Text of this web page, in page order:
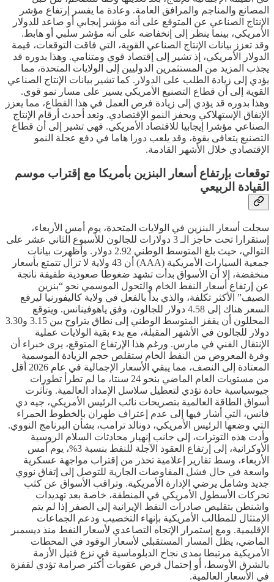
المصانع والمناجم والمرافق العامة. وعادة ما يفسر إرتفاع مؤشر
الإنتاج الصناعي عن المتوقع على أنه مؤشر إيجابي أو صاعد للدولار
الأمريكي، بينما ينظر إلى إنخفاضه على أنه مؤشر سلبي أو هابط.
وقد تعزز بيانات الإنتاج الصناعي القوية، التي فاقت التوقعات، قيمة
الدولار الأمريكي، إذ تشير إلى إقتصاد قوي ومتنامي. وهذا بدوره قد
يجذب المزيد من المستثمرين الدوليين إلى الولايات المتحدة، مما
يؤدي إلى زيادة الطلب على الدولار. كما تشير بيانات الإنتاج الصناعي
القوية إلى أن قطاع التصنيع الأمريكي يسير على مسار نمو قوي.
وهذا بدوره قد يؤدي إلى زيادة فرص العمل في هذا القطاع، مما يعزز
الإنفاق الإستهلاكي ويحفز النمو الإقتصادي. وتعد أحدث أرقام الإنتاج
الصناعي مؤشرا إيجابيا للاقتصاد الأمريكي. فهي تشير إلى أن قطاع
التصنيع يتعافى بقوة، وقد يلعب دورا هاما في دفع عجلة النمو
الإقتصادي خلال الأشهر القادمة.
توقعات بإرتفاع أسعار البنزين بأمريكا مع إقتراب موسم
القيادة الربيعي
سجلت أسعار البنزين في الولايات المتحدة، يوم أمس الأربعاء،
إستقرارا تحت حاجز الـ 3 دولارات للجالون للأسبوع الثاني عشر على
التوالي، حيث بلغ المتوسط الوطني 2.92 دولار. وأظهرت بيانات
جمعية السيارات الأمريكية (AAA) أن 43 ولاية لا تزال تتمتع بأسعار
منخفضة، إلا أن الأسواق بدأت تشهد ضغوطا صعودية طفيفة ناتجة
عن إرتفاع أسعار النفط الخام والتحول الموسمي نحو “بنزين
الصيف” الأكثر تكلفة، والذي بدأ بالفعل في ولاية كاليفورنيا ليرفع
السعر هناك إلى 4.58 دولار للجالون، وفق ياهوفينانس. ويتوقع
المحللون أن يقفز المتوسط الوطني إلى نطاق يتراوح بين 3.15 و3.30
دولار للجالون في الأشهر المقبلة، مع بدء بقية الولايات عملية
الإنتقال الفني في مارس. ورغم هذا الإرتفاع المتوقع، يرى خبراء أن
وفرة المعروض من النفط الخام ستقلص حجم الزيادة الموسمية
المعتادة إلى النصف، مما يبقي الأسعار الإجمالية في عام 2026 أقل
من مستويات العام الماضي بنحو 24 سنتا، ما لم تطرأ تطورات
جيوسياسية حادة تؤدي لتعطيل سلاسل الإمداد العالمية. وتأثرت
أسواق الطاقة العالمية بتصريحات نائب الرئيس الأمريكي، جيه دي
فانس، التي أشار فيها إلى عدم إعتراف طهران بالخطوط الحمراء
التي وضعها الرئيس الأمريكي، دونالد ترامب، بشأن البرنامج النووي.
وأدت هذه التوترات، إلى جانب إنهيار محادثات السلام الروسية
الأوكرانية، إلى إرتفاع العقود الآجلة للنفط بنسبة 3%، يوم أمس
الأربعاء، وسط تقارير إعلامية تحذر من إقتراب مواجهة عسكرية
واسعة في حال فشل المفاوضات الجارية للتوصل إلى إتفاق نووي
جديد وشامل يرضي الإدارة الأمريكية. وتراقب الأسواق عن كثب
تحركات الأسطول الأمريكي في المنطقة، خاصة بعد تهديدات
واشنطن بتقليص صادرات النفط الإيرانية إلى الصفر إذا لم يتم
الإمتثال للمطالب الأمريكية بإنهاء التخصيب ودعم الجماعات
الإقليمية. ومع إستمرار الإتجاه التصاعدي لأسعار النفط منذ ديسمبر
الماضي، يظل المسار المستقبلي لأسعار الوقود في المحطات
الأمريكية مرتبطا بمدى نجاح الدبلوماسية في نزع فتيل الأزمة
بالشرق الأوسط، أو إحتمال فرض عقوبات أكثر صرامة تؤدي لقفزة
في الأسعار العالمية.